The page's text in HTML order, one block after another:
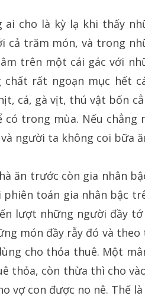
ai cho là kỳ lạ khi thấy
cả trăm món, và trong
trên một cái gác với
chất rất ngoạn mục hết
cá, gà vịt, thú vật bốn
có trong mùa. Nếu
người ta không coi bữa
ăn trước còn gia nhân
toán gia nhân bậc
lượt những người đầy
món đầy rẫy đó và
cho thỏa thuê. Một
thỏa, còn thừa thì cho
vợ con được no nê. Thế